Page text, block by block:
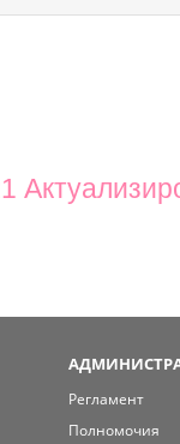
Регламент
Полномочия